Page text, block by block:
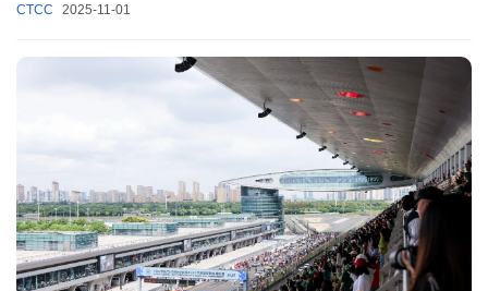
CTCC 2025-11-01